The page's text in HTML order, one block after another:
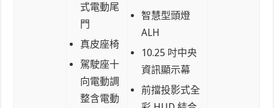
式電動尾
門
真皮座椅
駕駛座十
向電動調
整含電動
智慧型頭燈
ALH
10.25 吋中央
資訊顯示幕
前擋投影式全